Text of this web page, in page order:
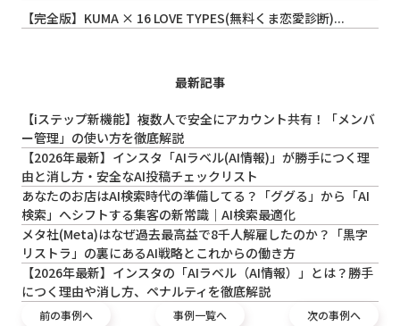
【完全版】KUMA × 16 LOVE TYPES(無料くま恋愛診断)...
最新記事
【iステップ新機能】複数人で安全にアカウント共有！「メンバ
ー管理」の使い方を徹底解説
【2026年最新】インスタ「AIラベル(AI情報)」が勝手につく理
由と消し方・安全なAI投稿チェックリスト
あなたのお店はAI検索時代の準備してる？「ググる」から「AI
検索」へシフトする集客の新常識｜AI検索最適化
メタ社(Meta)はなぜ過去最高益で8千人解雇したのか？「黒字
リストラ」の裏にあるAI戦略とこれからの働き方
【2026年最新】インスタの「AIラベル（AI情報）」とは？勝手
につく理由や消し方、ペナルティを徹底解説
前の事例へ 事例一覧へ 次の事例へ